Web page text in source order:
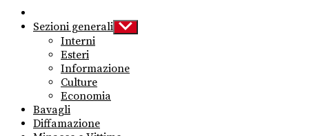
Sezioni generali Show
sub
Interni
Esteri
Informazione
Culture
Economia
Bavagli
Diffamazione